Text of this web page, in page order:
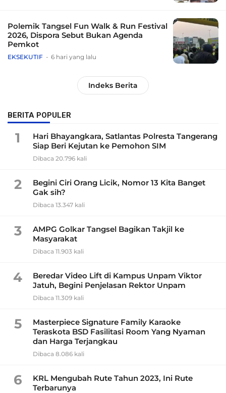
Polemik Tangsel Fun Walk & Run Festival
2026, Dispora Sebut Bukan Agenda
Pemkot
EKSEKUTIF 6 hari yang lalu
Indeks Berita
BERITA POPULER
1
Hari Bhayangkara, Satlantas Polresta Tangerang
Siap Beri Kejutan ke Pemohon SIM
Dibaca 20.796 kali
2
Begini Ciri Orang Licik, Nomor 13 Kita Banget
Gak sih?
Dibaca 13.347 kali
3
AMPG Golkar Tangsel Bagikan Takjil ke
Masyarakat
Dibaca 11.903 kali
4
Beredar Video Lift di Kampus Unpam Viktor
Jatuh, Begini Penjelasan Rektor Unpam
Dibaca 11.309 kali
5
Masterpiece Signature Family Karaoke
Teraskota BSD Fasilitasi Room Yang Nyaman
dan Harga Terjangkau
Dibaca 8.086 kali
6
KRL Mengubah Rute Tahun 2023, Ini Rute
Terbarunya